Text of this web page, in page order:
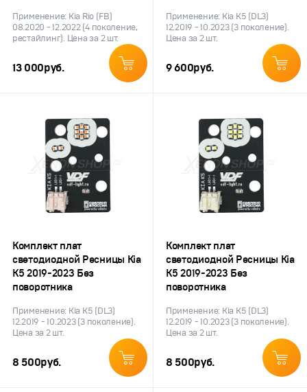
Применение: Kia Rio (FB)
08.2020 - 12.2022 (4 поколение,
рестайлинг). Цена за 2 шт.
13 000руб.
Применение: Kia K5 (DL3)
12.2019 - 10.2023 (3 поколение).
Цена за 2 шт.
9 600руб.
Комплект плат
светодиодной Ресницы Kia
K5 2019-2023 Без
поворотника
Применение: Kia K5 (DL3)
12.2019 - 10.2023 (3 поколение).
Цена за 2 шт.
8 500руб.
Комплект плат
светодиодной Ресницы Kia
K5 2019-2023 Без
поворотника
Применение: Kia K5 (DL3)
12.2019 - 10.2023 (3 поколение).
Цена за 2 шт.
8 500руб.